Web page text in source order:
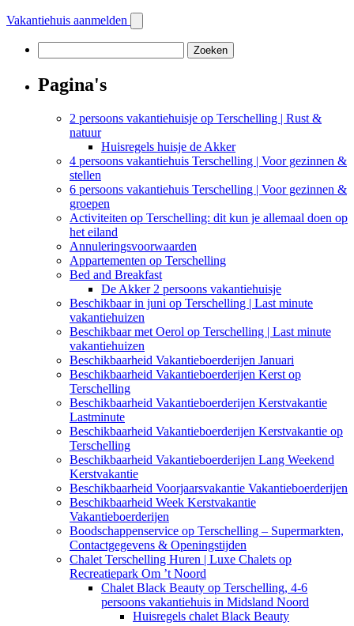
Vakantiehuis aanmelden
naar:
Pagina's
2 persoons vakantiehuisje op Terschelling | Rust &
natuur
Huisregels huisje de Akker
4 persoons vakantiehuis Terschelling | Voor gezinnen &
stellen
6 persoons vakantiehuis Terschelling | Voor gezinnen &
groepen
Activiteiten op Terschelling: dit kun je allemaal doen op
het eiland
Annuleringsvoorwaarden
Appartementen op Terschelling
Bed and Breakfast
De Akker 2 persoons vakantiehuisje
Beschikbaar in juni op Terschelling | Last minute
vakantiehuizen
Beschikbaar met Oerol op Terschelling | Last minute
vakantiehuizen
Beschikbaarheid Vakantieboerderijen Januari
Beschikbaarheid Vakantieboerderijen Kerst op
Terschelling
Beschikbaarheid Vakantieboerderijen Kerstvakantie
Lastminute
Beschikbaarheid Vakantieboerderijen Kerstvakantie op
Terschelling
Beschikbaarheid Vakantieboerderijen Lang Weekend
Kerstvakantie
Beschikbaarheid Voorjaarsvakantie Vakantieboerderijen
Beschikbaarheid Week Kerstvakantie
Vakantieboerderijen
Boodschappenservice op Terschelling – Supermarkten,
Contactgegevens & Openingstijden
Chalet Terschelling Huren | Luxe Chalets op
Recreatiepark Om ’t Noord
Chalet Black Beauty op Terschelling, 4-6
persoons vakantiehuis in Midsland Noord
Huisregels chalet Black Beauty